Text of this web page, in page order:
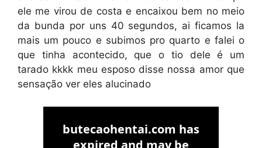
ele me virou de costa e encaixou bem no meio
da bunda por uns 40 segundos, ai ficamos la
mais um pouco e subimos pro quarto e falei o
que tinha acontecido, que o tio dele é um
tarado kkkk meu esposo disse nossa amor que
sensação ver eles alucinado